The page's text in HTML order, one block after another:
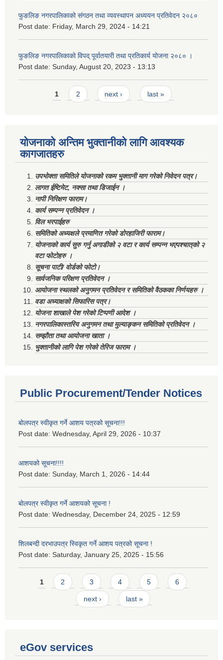
फुङलिङ नगरपालिकाको संगठन तथा व्यवस्थापन अध्ययन प्रतिवेदन २०८०
Post date: Friday, March 29, 2024 - 14:21
फुङलिङ नगरपालिकाको विपद् पूर्वातयारी तथा प्रतिकार्य योजना २०८० ।
Post date: Sunday, August 20, 2023 - 13:13
Pages1 2 next › last »
योजनाको अन्तिम भुक्तानीको लागि आवश्यक
कागजातहरु
उपभोक्ता समितिले योजनाको रकम भुक्तानी माग गरेको निवेदन पत्र।
लागत ईष्टिमेट, नक्सा तथा डिजाईन ।
नापी निरिक्षण फाराम।
कार्य सम्पन्न प्रतिवेदन ।
विल भरपाईहरु
समितिको अध्यक्षले प्रमाणित गरेको डोरहाजिरी फाराम।
योजनाको कार्य सुरु गर्नु अगाडीको २ वटा र कार्य सम्पन्न भएपश्चात्‌को २
वटा फोटोहरु ।
सूचना पाटी/ वोर्डको फोटो।
सार्वजनिक परिक्षण प्रतिवेदन ।
आयोजना स्थलको अनुगमन प्रतिवेदन र समितिको वैठकका निर्णयहरु ।
वडा अध्याक्षको सिफारिस पत्र।
योजना शाखाले पेश गरेको टिप्पणी आदेश ।
नगरपालिकास्तरिय अनुगमन तथा मुल्याङ्कन समितिको प्रतिवेदन ।
सम्झौता तथा आयोजना खाता ।
भुक्तानीको लागि पेश गरेको तेरिज फाराम ।
Public Procurement/Tender Notices
बोलपत्र स्वीकृत गर्ने आशय पत्रको सूचना!!!
Post date: Wednesday, April 29, 2026 - 10:37
आशयको सूचना!!!!
Post date: Sunday, March 1, 2026 - 14:44
बोलपत्र स्वीकृत गर्ने आशयको सूचना !
Post date: Wednesday, December 24, 2025 - 12:59
शिलबन्दी दरभाउपत्र स्विकृत गर्ने आशय पत्रको सूचना !
Post date: Saturday, January 25, 2025 - 15:56
Pages
1 2 3 4 5 6
next › last »
eGov services